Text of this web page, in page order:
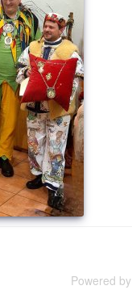
Powered by